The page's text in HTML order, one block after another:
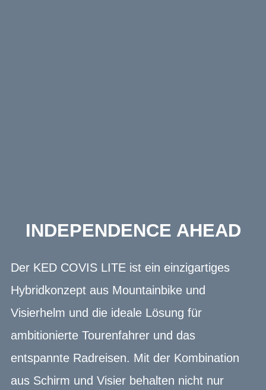
INDEPENDENCE AHEAD
Der KED COVIS LITE ist ein einzigartiges
Hybridkonzept aus Mountainbike und
Visierhelm und die ideale Lösung für
ambitionierte Tourenfahrer und das
entspannte Radreisen. Mit der Kombination
aus Schirm und Visier behalten nicht nur